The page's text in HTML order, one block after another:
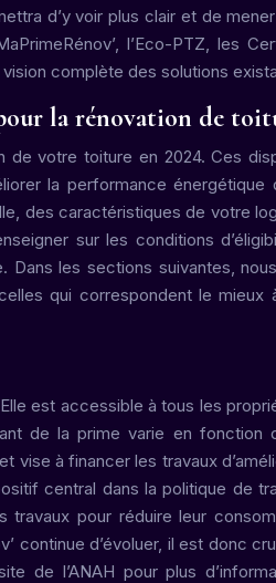
d’y voir plus clair et de
l’Eco-PTZ, les
complète des solutions
la rénovation de
de votre toiture en 2024. Ces
la performance énergétique
des caractéristiques de votre
sur les conditions
les sections suivantes,
qui correspondent le mieux
est accessible à tous les
de la prime varie en fonction
vise à financer les travaux
central dans la politique de
travaux pour réduire leur
continue d’évoluer, il est donc
de l’ANAH pour plus